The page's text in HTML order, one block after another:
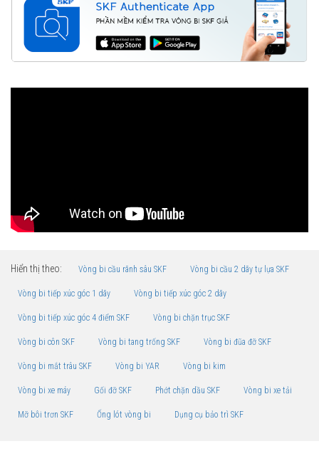
Hiển thị theo: Vòng bi cầu rãnh sâu SKF Vòng bi cầu 2 dãy tự lựa SKF
Vòng bi tiếp xúc góc 1 dãy Vòng bi tiếp xúc góc 2 dãy
Vòng bi tiếp xúc góc 4 điểm SKF Vòng bi chặn trục SKF
Vòng bi côn SKF Vòng bi tang trống SKF Vòng bi đũa đỡ SKF
Vòng bi mắt trâu SKF Vòng bi YAR Vòng bi kim
Vòng bi xe máy Gối đỡ SKF Phớt chặn dầu SKF Vòng bi xe tải
Mỡ bôi trơn SKF Ống lót vòng bi Dụng cụ bảo trì SKF